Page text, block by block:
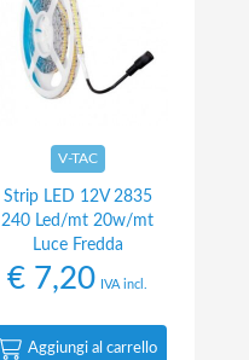
V-TAC
Strip LED 12V 2835
240 Led/mt 20w/mt
Luce Fredda
€ 7,20 IVA incl.
Aggiungi al carrello